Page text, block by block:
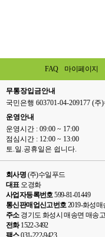
FAQ 마이페이지
무통장입금안내
국민은행 603701-04-209177 (주
운영안내
운영시간 : 09:00 ~ 17:00
점심시간 : 12:00 ~ 13:00
토.일.공휴일은 쉽니다.
회사명 (주)수일푸드
대표오경화
사업자등록번호599-81-01449
통신판매업신고번호2019-화성매
주소경기도 화성시 매송면 매송
전화1522-3492
팩스031-222-9423